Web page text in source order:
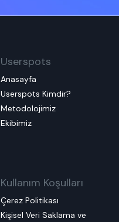
Userspots
Anasayfa
Userspots Kimdir?
Metodolojimiz
Ekibimiz
Kullanım Koşulları
Çerez Politikası
Kişisel Veri Saklama ve